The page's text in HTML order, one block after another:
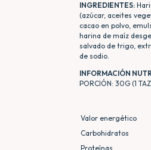
INGREDIENTES:
(azúcar, aceites
cacao en polvo,
harina de maíz
salvado de trigo,
de sodio.
INFORMACIÓN
PORCIÓN: 30G (1
Valor energético
Carbohidratos
Proteínas